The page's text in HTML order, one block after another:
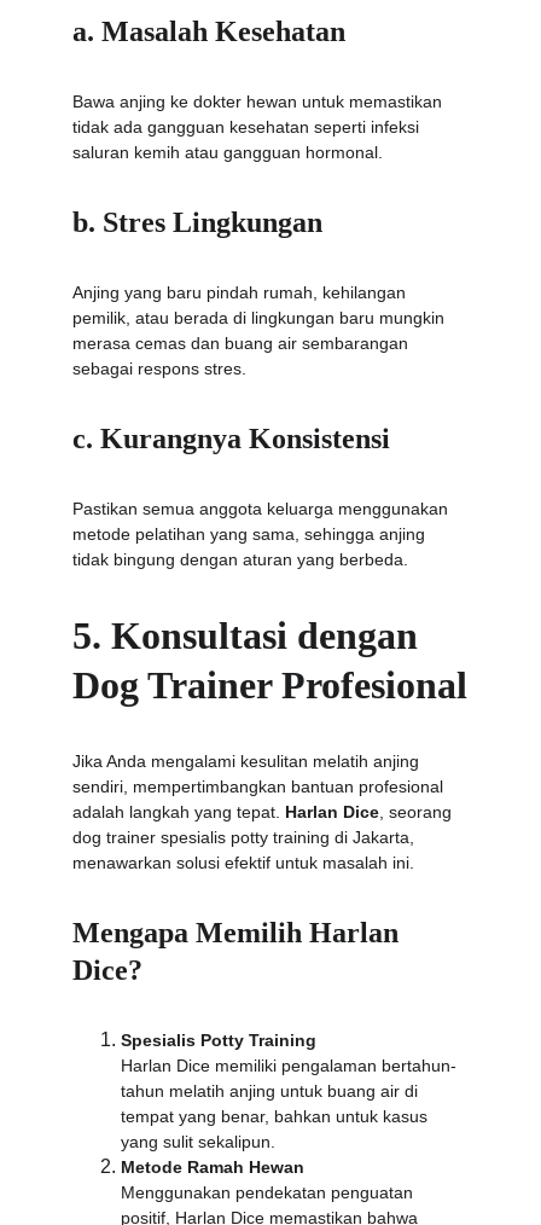
a. Masalah Kesehatan
Bawa anjing ke dokter hewan untuk memastikan
tidak ada gangguan kesehatan seperti infeksi
saluran kemih atau gangguan hormonal.
b. Stres Lingkungan
Anjing yang baru pindah rumah, kehilangan
pemilik, atau berada di lingkungan baru mungkin
merasa cemas dan buang air sembarangan
sebagai respons stres.
c. Kurangnya Konsistensi
Pastikan semua anggota keluarga menggunakan
metode pelatihan yang sama, sehingga anjing
tidak bingung dengan aturan yang berbeda.
5. Konsultasi dengan
Dog Trainer Profesional
Jika Anda mengalami kesulitan melatih anjing
sendiri, mempertimbangkan bantuan profesional
adalah langkah yang tepat. Harlan Dice , seorang
dog trainer spesialis potty training di Jakarta,
menawarkan solusi efektif untuk masalah ini.
Mengapa Memilih Harlan
Dice?
Spesialis Potty Training
Harlan Dice memiliki pengalaman bertahun-
tahun melatih anjing untuk buang air di
tempat yang benar, bahkan untuk kasus
yang sulit sekalipun.
Metode Ramah Hewan
Menggunakan pendekatan penguatan
positif, Harlan Dice memastikan bahwa